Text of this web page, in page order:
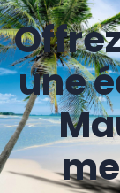
une